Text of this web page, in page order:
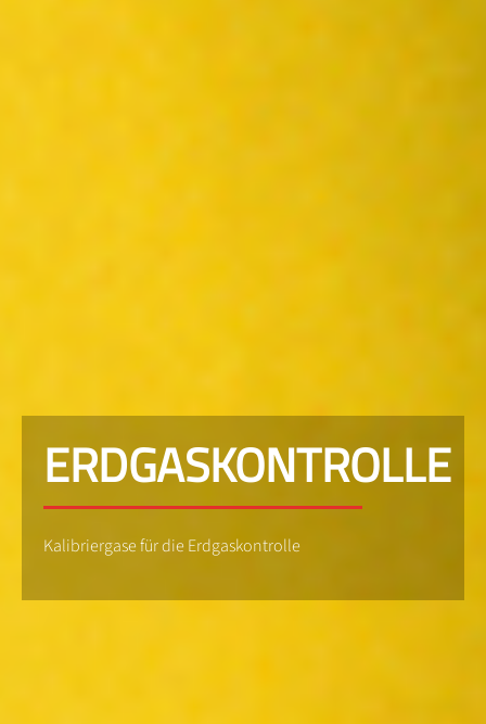
ERDGASKONTROLLE
Kalibriergase für die Erdgaskontrolle